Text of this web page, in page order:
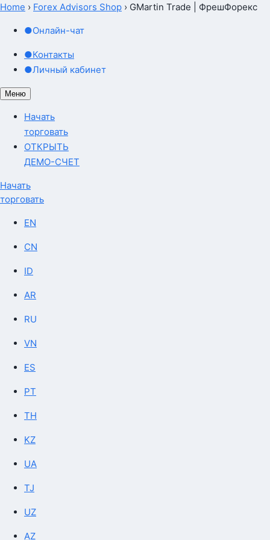
GMartin Trade
Home › Forex Advisors Shop › GMartin Trade | ФрешФорекс
●Онлайн-чат
●Контакты
●Личный кабинет
Меню
Начать
торговать
ОТКРЫТЬ
ДЕМО-СЧЕТ
Начать
торговать
EN
CN
ID
AR
RU
VN
ES
PT
TH
KZ
UA
TJ
UZ
AZ